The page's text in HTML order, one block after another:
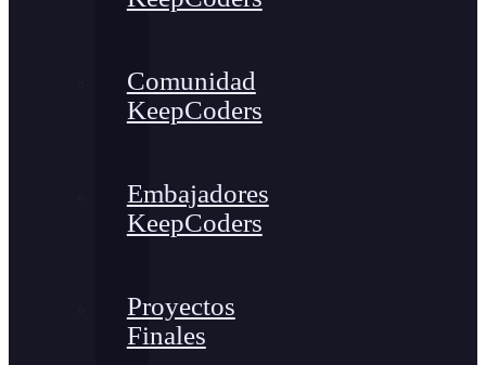
Comunidad
KeepCoders
Embajadores
KeepCoders
Proyectos
Finales